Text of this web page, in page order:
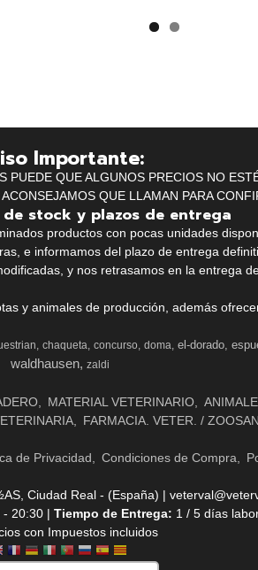
Importante:
PUEDE QUE ALGUNOS PRECIOS NO
QUE LLAMAN PARA
stock y plazos de entrega
productos con pocas unidades
e informamos del plazo de entrega
y nos retrasamos en la entrega
y animales de producción, además
chaqueta concurso doma el-dorado
waldhausen zaldi
MATERIAL VETERINARIO
FARMACIA. VETER. /
de Privacidad Condiciones de Compra
Ciudad Real - (España) |
- 20:30 | Tiempo de Entrega: 1 / 5 días
con Impuestos incluidos